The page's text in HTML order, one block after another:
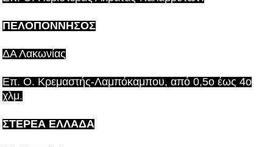
ΠΕΛΟΠΟΝΝΗΣΟΣ
ΔΑ Λακωνίας
Επ. Ο. Κρεμαστής-Λαμπόκαμπου, από 0,5ο έως 4ο
χλμ.
ΣΤΕΡΕΑ ΕΛΛΑΔΑ